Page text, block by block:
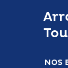
NOS